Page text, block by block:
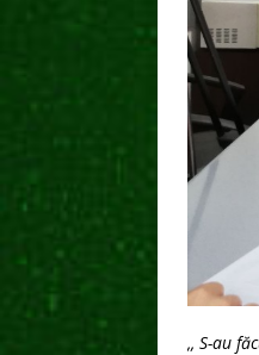
,, S-au